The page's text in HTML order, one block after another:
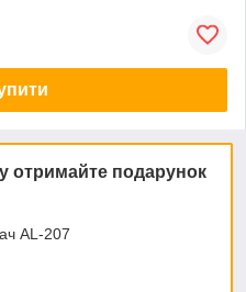
отримайте подарунок
AL-207